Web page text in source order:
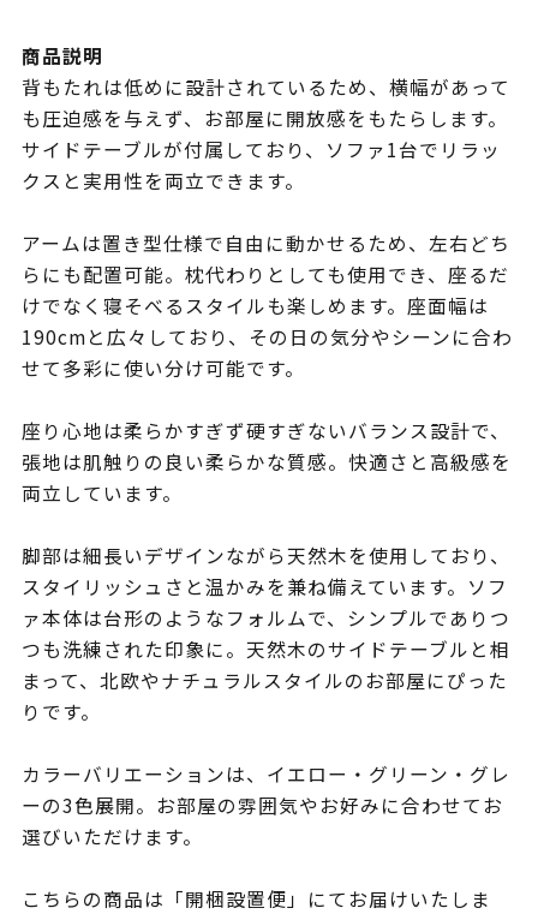
商品説明
背もたれは低めに設計されているため、横幅があって
も圧迫感を与えず、お部屋に開放感をもたらします。
サイドテーブルが付属しており、ソファ1台でリラッ
クスと実用性を両立できます。
アームは置き型仕様で自由に動かせるため、左右どち
らにも配置可能。枕代わりとしても使用でき、座るだ
けでなく寝そべるスタイルも楽しめます。座面幅は
190cmと広々しており、その日の気分やシーンに合わ
せて多彩に使い分け可能です。
座り心地は柔らかすぎず硬すぎないバランス設計で、
張地は肌触りの良い柔らかな質感。快適さと高級感を
両立しています。
脚部は細長いデザインながら天然木を使用しており、
スタイリッシュさと温かみを兼ね備えています。ソフ
ァ本体は台形のようなフォルムで、シンプルでありつ
つも洗練された印象に。天然木のサイドテーブルと相
まって、北欧やナチュラルスタイルのお部屋にぴった
りです。
カラーバリエーションは、イエロー・グリーン・グレ
ーの3色展開。お部屋の雰囲気やお好みに合わせてお
選びいただけます。
こちらの商品は「開梱設置便」にてお届けいたしま